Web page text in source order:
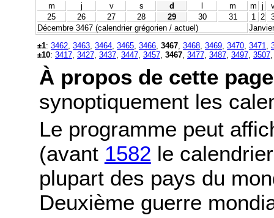
m
j v s d l m m j
25
26 27 28 29 30 31 1 2
Décembre 3467 (calendrier grégorien / actuel)
±1: 3462 3463 3464 3465 3466 3467 3468 3469 3470 3471
±10: 3417 3427 3437 3447 3457 3467 3477 3487 3497 3507
À propos de cette page
synoptiquement les
Le programme peut
(avant 1582 le
plupart des pays du
Deuxième guerre